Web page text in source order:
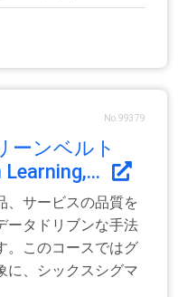
No.99379
ーンベルト
、サービスの品質を
ータドリブンな手法
。このコースではグ
に、シックスシグマ